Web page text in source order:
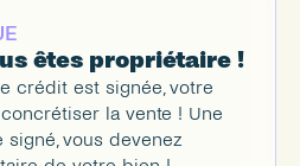
êtes propriétaire !
crédit est signée, votre
la vente ! Une
signé, vous devenez